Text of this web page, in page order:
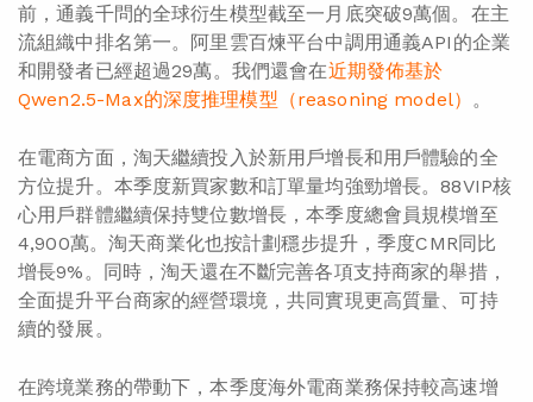
前，通義千問的全球衍生模型截至一月底突破9萬個。在主
流組織中排名第一。阿里雲百煉平台中調用通義API的企業
和開發者已經超過29萬。我們還會在近期發佈基於
Qwen2.5-Max的深度推理模型（reasoning model） 。
在電商方面，淘天繼續投入於新用戶增長和用戶體驗的全
方位提升。本季度新買家數和訂單量均強勁增長。88VIP核
心用戶群體繼續保持雙位數增長，本季度總會員規模增至
4,900萬。淘天商業化也按計劃穩步提升，季度CMR同比
增長9%。同時，淘天還在不斷完善各項支持商家的舉措，
全面提升平台商家的經營環境，共同實現更高質量、可持
續的發展。
在跨境業務的帶動下，本季度海外電商業務保持較高速增